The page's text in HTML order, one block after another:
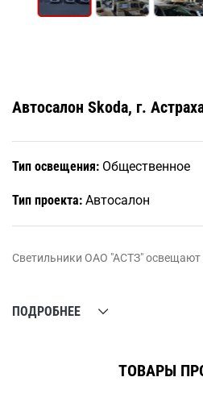
Автосалон Skoda, г.
Тип освещения: Общественное
Тип проекта: Автосалон
Светильники ОАО "АСТЗ"
ПОДРОБНЕЕ
ТОВАРЫ